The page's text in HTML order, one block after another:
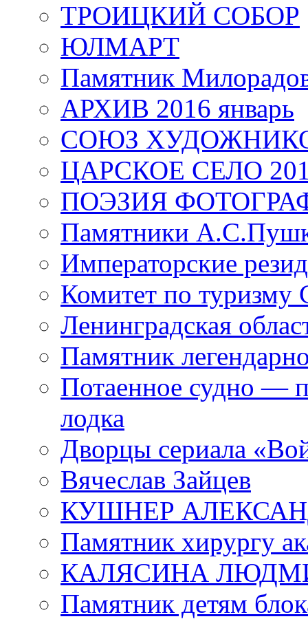
ТРОИЦКИЙ СОБОР
ЮЛМАРТ
Памятник
АРХИВ 2016 январь
СОЮЗ
ЦАРСКОЕ СЕЛО
ПОЭЗИЯ
Памятники
Императорские
Комитет по туризму
Ленинградская
Памятник
Потаенное судно —
лодка
Дворцы сериала
Вячеслав Зайцев
КУШНЕР
Памятник хирургу
КАЛЯСИНА
Памятник детям